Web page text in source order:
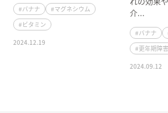
#バナナ
#マグネシウム
#ビタミン
2024.12.19
介...
#バナナ
#更年期障害
2024.09.12